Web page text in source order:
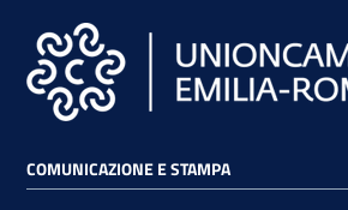
Chi
siamo
COMUNICAZIONE E STAMPA